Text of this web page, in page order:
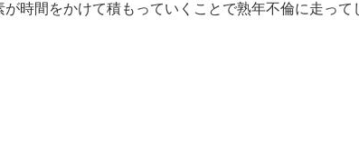
時間をかけて積もっていくことで熟年不倫に走って